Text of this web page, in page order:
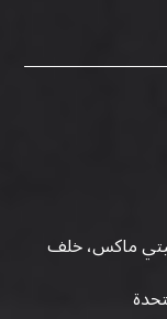
سيتي ماكس، خلف